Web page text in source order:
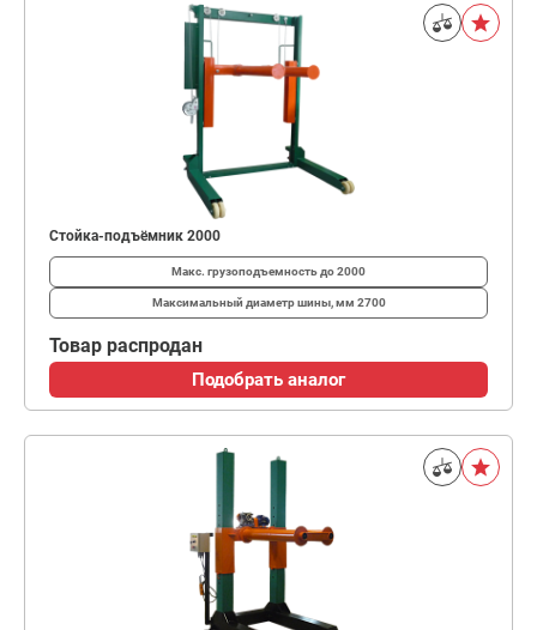
Стойка-подъёмник 2000
Макс. грузоподъемностьдо 2000
Максимальный диаметр шины, мм 2700
Товар распродан
Подобрать аналог